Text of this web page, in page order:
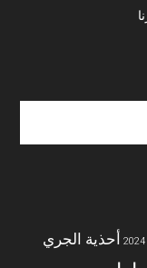
2024 أحذية الجري